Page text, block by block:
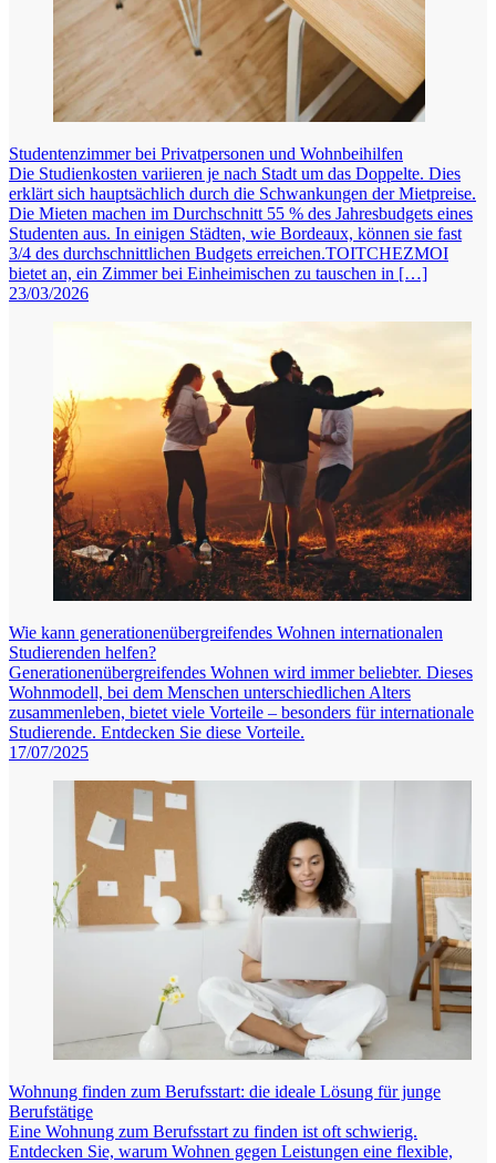
Studentenzimmer bei Privatpersonen und Wohnbeihilfen
Die Studienkosten variieren je nach Stadt um das Doppelte. Dies
erklärt sich hauptsächlich durch die Schwankungen der Mietpreise.
Die Mieten machen im Durchschnitt 55 % des Jahresbudgets eines
Studenten aus. In einigen Städten, wie Bordeaux, können sie fast
3/4 des durchschnittlichen Budgets erreichen.TOITCHEZMOI
bietet an, ein Zimmer bei Einheimischen zu tauschen in […]
23/03/2026
Wie kann generationenübergreifendes Wohnen internationalen
Studierenden helfen?
Generationenübergreifendes Wohnen wird immer beliebter. Dieses
Wohnmodell, bei dem Menschen unterschiedlichen Alters
zusammenleben, bietet viele Vorteile – besonders für internationale
Studierende. Entdecken Sie diese Vorteile.
17/07/2025
Wohnung finden zum Berufsstart: die ideale Lösung für junge
Berufstätige
Eine Wohnung zum Berufsstart zu finden ist oft schwierig.
Entdecken Sie, warum Wohnen gegen Leistungen eine flexible,